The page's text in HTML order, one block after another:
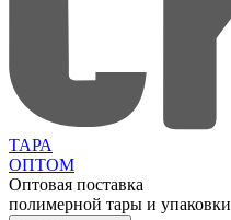
ТАРА
ОПТОМ
Оптовая поставка
полимерной тары и упаковки